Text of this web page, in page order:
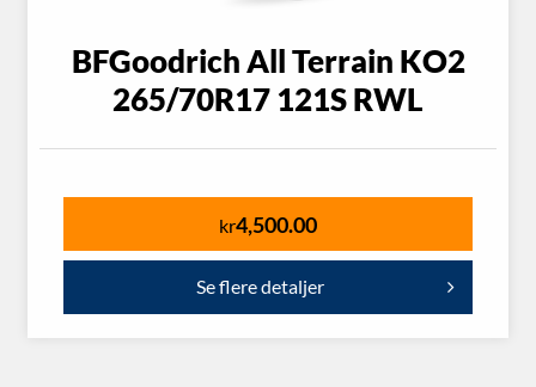
BFGoodrich All Terrain KO2
265/70R17 121S RWL
kr4,500.00
Se flere detaljer